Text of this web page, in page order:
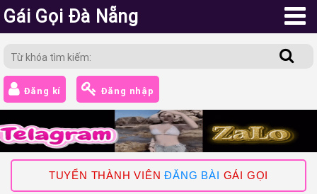
Gái Gọi Đà Nẵng
Đăng kí Đăng nhập
TUYỂN THÀNH VIÊNĐĂNG BÀI GÁI GỌI